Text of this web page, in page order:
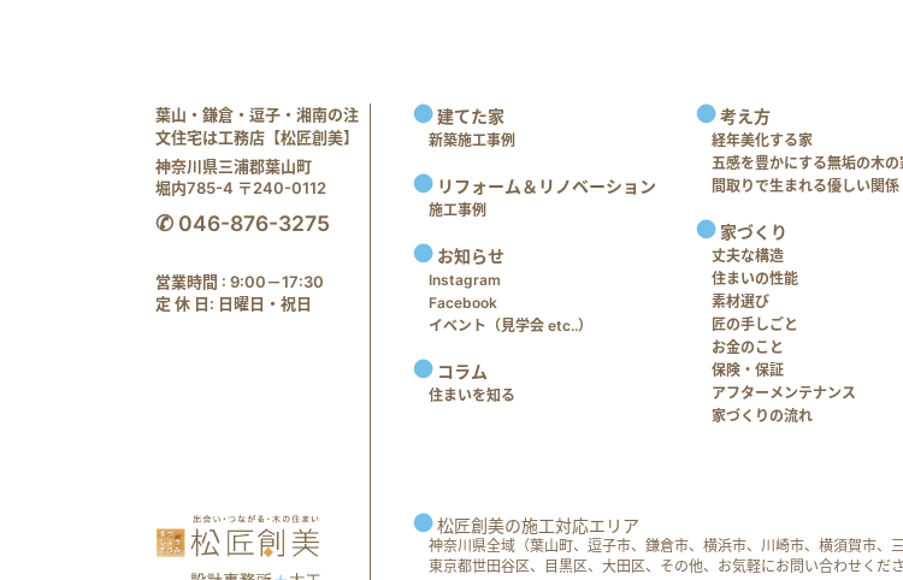
葉山・鎌倉・逗子・湘南の注
文住宅は工務店【松匠創美】
神奈川県三浦郡葉山町
堀内785-4 〒240-0112
✆ 046-876-3275
営業時間 : 9:00－17:30
定 休 日: 日曜日・祝日
建てた家
新築施工事例
リフォーム＆リノベーション
施工事例
お知らせ
Instagram
Facebook
イベント（見学会 etc..）
コラム
住まいを知る
考え方
経年美化する家
五感を豊かにする無垢の木の
間取りで生まれる優しい関係
家づくり
丈夫な構造
住まいの性能
素材選び
匠の手しごと
お金のこと
保険・保証
アフターメンテナンス
家づくりの流れ
松匠創美の施工対応エリア
神奈川県全域（葉山町、逗子市、鎌倉市、横浜市、川崎市、横須賀市、
東京都世田谷区、目黒区、大田区、その他、お気軽にお問い合わせくだ